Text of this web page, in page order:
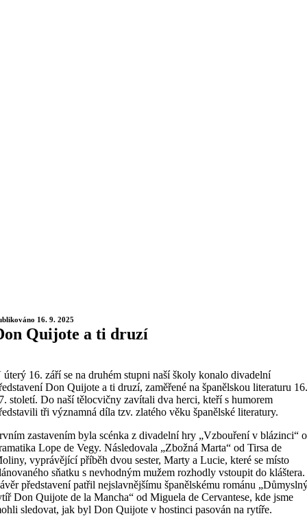
16. 9. 2025
Quijote a ti druzí
úterý 16. září se na druhém stupni naší školy konalo divadelní
Don Quijote a ti druzí, zaměřené na španělskou literaturu
století. Do naší tělocvičny zavítali dva herci, kteří s humorem
tři významná díla tzv. zlatého věku španělské literatury.
zastavením byla scénka z divadelní hry „Vzbouření v blázinci“
Lope de Vegy. Následovala „Zbožná Marta“ od Tirsa de
vyprávějící příběh dvou sester, Marty a Lucie, které se místo
sňatku s nevhodným mužem rozhodly vstoupit do kláštera.
představení patřil nejslavnějšímu španělskému románu
Don Quijote de la Mancha“ od Miguela de Cervantese, kde jsme
sledovat, jak byl Don Quijote v hostinci pasován na rytíře.